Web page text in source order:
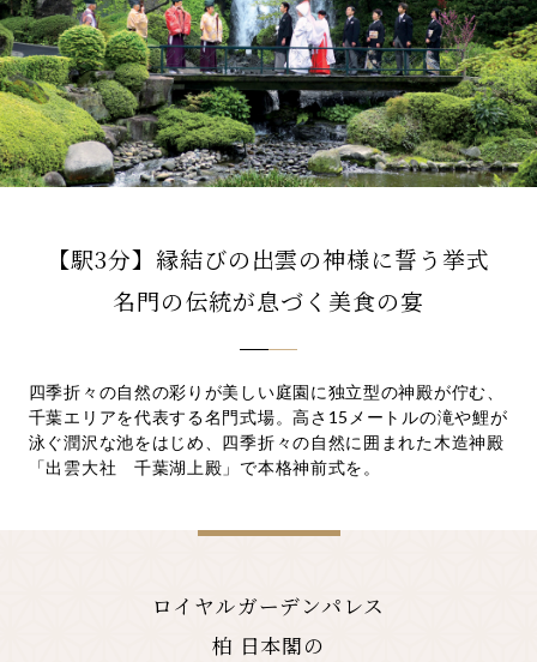
クリップリスト
【駅3分】縁結びの出雲の神様に誓う挙式
名門の伝統が息づく美食の宴
四季折々の自然の彩りが美しい庭園に独立型の神殿が佇む、
千葉エリアを代表する名門式場。高さ15メートルの滝や鯉が
泳ぐ潤沢な池をはじめ、四季折々の自然に囲まれた木造神殿
「出雲大社 千葉湖上殿」で本格神前式を。
ロイヤルガーデンパレス
柏 日本閣の